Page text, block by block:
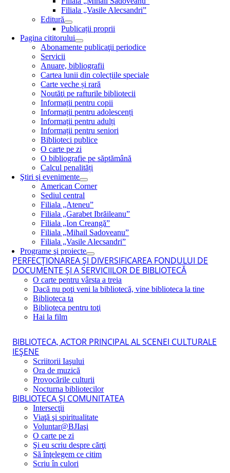
Filiala „Vasile Alecsandri”
Editură
Publicații proprii
Pagina cititorului
Abonamente publicaţii periodice
Servicii
Anuare, bibliografii
Cartea lunii din colecțiile speciale
Carte veche și rară
Noutăţi pe rafturile bibliotecii
Informații pentru copii
Informații pentru adolescenți
Informații pentru adulți
Informații pentru seniori
Biblioteci publice
O carte pe zi
O bibliografie pe săptămână
Calcul penalități
Ştiri şi evenimente
American Corner
Sediul central
Filiala „Ateneu”
Filiala „Garabet Ibrăileanu”
Filiala „Ion Creangă”
Filiala „Mihail Sadoveanu”
Filiala „Vasile Alecsandri”
Programe şi proiecte
PERFECŢIONAREA ŞI DIVERSIFICAREA FONDULUI DE
DOCUMENTE ŞI A SERVICIILOR DE BIBLIOTECĂ
O carte pentru vârsta a treia
Dacă nu poţi veni la bibliotecă, vine biblioteca la tine
Biblioteca ta
Biblioteca pentru toţi
Hai la film
BIBLIOTECA, ACTOR PRINCIPAL AL SCENEI CULTURALE
IEŞENE
Scriitorii Iaşului
Ora de muzică
Provocările culturii
Nocturna bibliotecilor
BIBLIOTECA ŞI COMUNITATEA
Intersecţii
Viaţă şi spiritualitate
Voluntar@BJIaşi
O carte pe zi
Şi eu scriu despre cărţi
Să înţelegem ce citim
Scriu în culori